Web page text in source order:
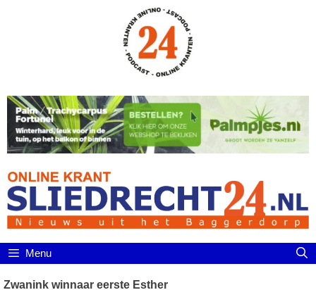
Menu
Zwanink winnaar eerste Esther